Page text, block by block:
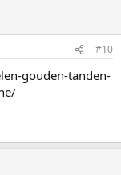
#10
gouden-tanden-